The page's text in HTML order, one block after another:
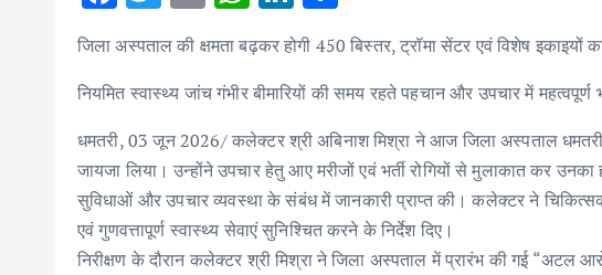
e
b
o
o
k
w
it
te
r
ai
l
at
s
A
p
p
n
k
e
dI
n
h
ar
e
जिला अस्पताल की क्षमता बढ़कर होगी 450 बिस्तर, ट्रॉमा सेंटर एवं विशेष इकाइयों का
नियमित स्वास्थ्य जांच गंभीर बीमारियों की समय रहते पहचान और उपचार में
धमतरी, 03 जून 2026/ कलेक्टर श्री अबिनाश मिश्रा ने आज जिला अस्पताल धमतरी
जायजा लिया। उन्होंने उपचार हेतु आए मरीजों एवं भर्ती रोगियों से मुलाकात कर
सुविधाओं और उपचार व्यवस्था के संबंध में जानकारी प्राप्त की। कलेक्टर ने
एवं गुणवत्तापूर्ण स्वास्थ्य सेवाएं सुनिश्चित करने के निर्देश दिए।
निरीक्षण के दौरान कलेक्टर श्री मिश्रा ने जिला अस्पताल में प्रारंभ की गई “अटल